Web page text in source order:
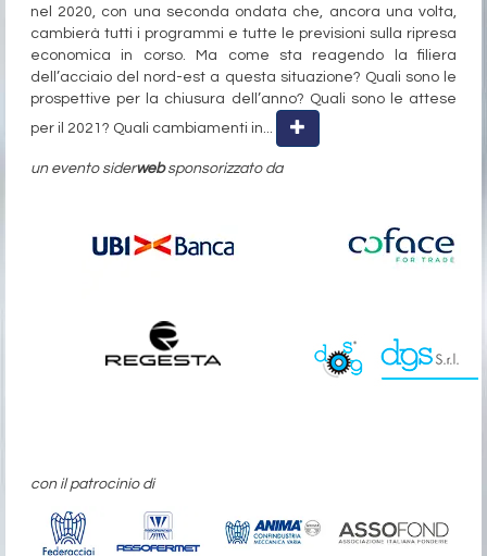
nel 2020, con una seconda ondata che, ancora una volta,
cambierà tutti i programmi e tutte le previsioni sulla ripresa
economica in corso. Ma come sta reagendo la filiera
dell’acciaio del nord-est a questa situazione? Quali sono le
prospettive per la chiusura dell’anno? Quali sono le attese
per il 2021? Quali cambiamenti in...
un evento siderwebsponsorizzato da
con il patrocinio di